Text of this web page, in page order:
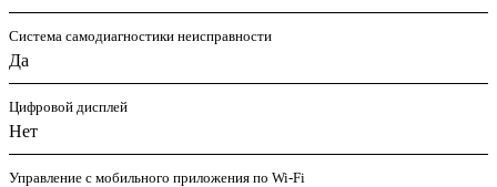
Система самодиагностики неисправности
Да
Цифровой дисплей
Нет
Управление c мобильного приложения по Wi-Fi